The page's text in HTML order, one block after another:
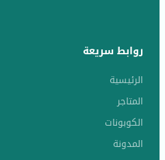
روابط سريعة
الرئيسية
المتاجر
الكوبونات
المدونة